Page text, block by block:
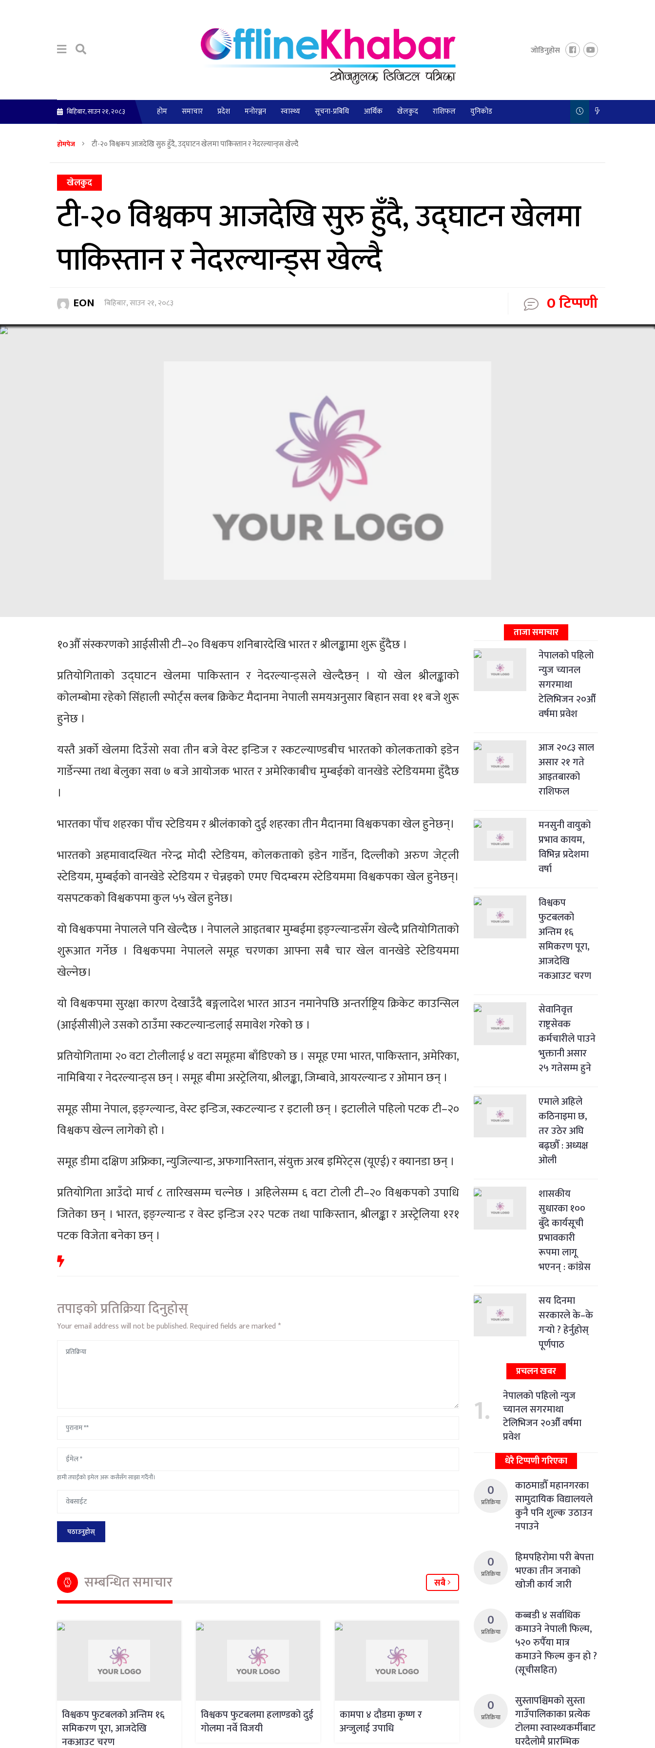
जोडिनुहोस
बिहिबार, साउन २१, २०८३ होम समाचार प्रदेश मनोरञ्जन स्वास्थ्य सूचना-प्रबिधि आर्थिक खेलकुद राशिफल युनिकोड
होमपेज टी-२० विश्वकप आजदेखि सुरु हुँदै, उद्घाटन खेलमा पाकिस्तान र नेदरल्यान्ड्स खेल्दै
खेलकुद
टी-२० विश्वकप आजदेखि सुरु हुँदै, उद्घाटन खेलमा
पाकिस्तान र नेदरल्यान्ड्स खेल्दै
EON बिहिबार, साउन २१, २०८३ 0 टिप्पणी
१०औँ संस्करणको आईसीसी टी–२० विश्वकप शनिबारदेखि भारत र श्रीलङ्कामा शुरू हुँदैछ ।
प्रतियोगिताको उद्घाटन खेलमा पाकिस्तान र नेदरल्यान्ड्सले खेल्दैछन् । यो खेल श्रीलङ्काको
कोलम्बोमा रहेको सिंहाली स्पोर्ट्स क्लब क्रिकेट मैदानमा नेपाली समयअनुसार बिहान सवा ११ बजे शुरू
हुनेछ ।
यस्तै अर्को खेलमा दिउँसो सवा तीन बजे वेस्ट इन्डिज र स्कटल्याण्डबीच भारतको कोलकताको इडेन
गार्डेन्स्मा तथा बेलुका सवा ७ बजे आयोजक भारत र अमेरिकाबीच मुम्बईको वानखेडे स्टेडियममा हुँदैछ
।
भारतका पाँच शहरका पाँच स्टेडियम र श्रीलंकाको दुई शहरका तीन मैदानमा विश्वकपका खेल हुनेछन्।
भारतको अहमावादस्थित नरेन्द्र मोदी स्टेडियम, कोलकताको इडेन गार्डेन, दिल्लीको अरुण जेट्ली
स्टेडियम, मुम्बईको वानखेडे स्टेडियम र चेन्नइको एमए चिदम्बरम स्टेडियममा विश्वकपका खेल हुनेछन्।
यसपटकको विश्वकपमा कुल ५५ खेल हुनेछ।
यो विश्वकपमा नेपालले पनि खेल्दैछ । नेपालले आइतबार मुम्बईमा इङ्ग्ल्यान्डसँग खेल्दै प्रतियोगिताको
शुरूआत गर्नेछ । विश्वकपमा नेपालले समूह चरणका आफ्ना सबै चार खेल वानखेडे स्टेडियममा
खेल्नेछ।
यो विश्वकपमा सुरक्षा कारण देखाउँदै बङ्गलादेश भारत आउन नमानेपछि अन्तर्राष्ट्रिय क्रिकेट काउन्सिल
(आईसीसी)ले उसको ठाउँमा स्कटल्यान्डलाई समावेश गरेको छ ।
प्रतियोगितामा २० वटा टोलीलाई ४ वटा समूहमा बाँडिएको छ । समूह एमा भारत, पाकिस्तान, अमेरिका,
नामिबिया र नेदरल्यान्ड्स छन् । समूह बीमा अस्ट्रेलिया, श्रीलङ्का, जिम्बावे, आयरल्यान्ड र ओमान छन् ।
समूह सीमा नेपाल, इङ्ग्ल्यान्ड, वेस्ट इन्डिज, स्कटल्यान्ड र इटाली छन् । इटालीले पहिलो पटक टी–२०
विश्वकप खेल्न लागेको हो ।
समूह डीमा दक्षिण अफ्रिका, न्युजिल्यान्ड, अफगानिस्तान, संयुक्त अरब इमिरेट्स (यूएई) र क्यानडा छन् ।
प्रतियोगिता आउँदो मार्च ८ तारिखसम्म चल्नेछ । अहिलेसम्म ६ वटा टोली टी–२० विश्वकपको उपाधि
जितेका छन् । भारत, इङ्ग्ल्यान्ड र वेस्ट इन्डिज २र२ पटक तथा पाकिस्तान, श्रीलङ्का र अस्ट्रेलिया १र१
पटक विजेता बनेका छन् ।
तपाइको प्रतिक्रिया दिनुहोस्
Your email address will not be published.Required fields are marked *
हामी तपाईंको इमेल अरू कसैसँग साझा गर्दैनौं।
सम्बन्धित समाचार सबै
विश्वकप फुटबलको अन्तिम १६
समिकरण पूरा, आजदेखि
नकआउट चरण
विश्वकप फुटबलमा हलाण्डको दुई
गोलमा नर्वे विजयी
कामपा ४ दौडमा कृष्ण र
अन्जुलाई उपाधि
ताजा समाचार
नेपालको पहिलो
न्युज च्यानल
सगरमाथा
टेलिभिजन २०औँ
वर्षमा प्रवेश
आज २०८३ साल
असार २१ गते
आइतबारको
राशिफल
मनसुनी वायुको
प्रभाव कायम,
विभिन्न प्रदेशमा
वर्षा
विश्वकप
फुटबलको
अन्तिम १६
समिकरण पूरा,
आजदेखि
नकआउट चरण
सेवानिवृत्त
राष्ट्रसेवक
कर्मचारीले पाउने
भुक्तानी असार
२५ गतेसम्म हुने
एमाले अहिले
कठिनाइमा छ,
तर उठेर अघि
बढ्छौँ : अध्यक्ष
ओली
शासकीय
सुधारका १००
बुँदे कार्यसूची
प्रभावकारी
रूपमा लागू
भएनन् : कांग्रेस
सय दिनमा
सरकारले के–के
गर्‍यो ? हेर्नुहोस्
पूर्णपाठ
प्रचलन खबर
नेपालको पहिलो न्युज
च्यानल सगरमाथा
टेलिभिजन २०औँ वर्षमा
प्रवेश
धेरै टिप्पणी गरिएका
0
प्रतिक्रिया
काठमाडौँ महानगरका
सामुदायिक विद्यालयले
कुनै पनि शुल्क उठाउन
नपाउने
0
प्रतिक्रिया
हिमपहिरोमा परी बेपत्ता
भएका तीन जनाको
खोजी कार्य जारी
0
प्रतिक्रिया
कब्बडी ४ सर्वाधिक
कमाउने नेपाली फिल्म,
५२० रुपैँया मात्र
कमाउने फिल्म कुन हो ?
(सूचीसहित)
0
प्रतिक्रिया
सुस्तापश्चिमको सुस्ता
गाउँपालिकाका प्रत्येक
टोलमा स्वास्थ्यकर्मीबाट
घरदैलोमै प्रारम्भिक